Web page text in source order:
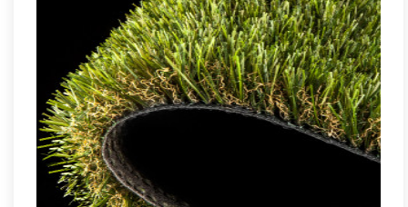
Gazon artificiel Santorini 28mm
Gazon synthétique tout aussi apprécié pour sa qualité de
finition que sa facilité d'entretien, le gazon artificiel Santorini ..